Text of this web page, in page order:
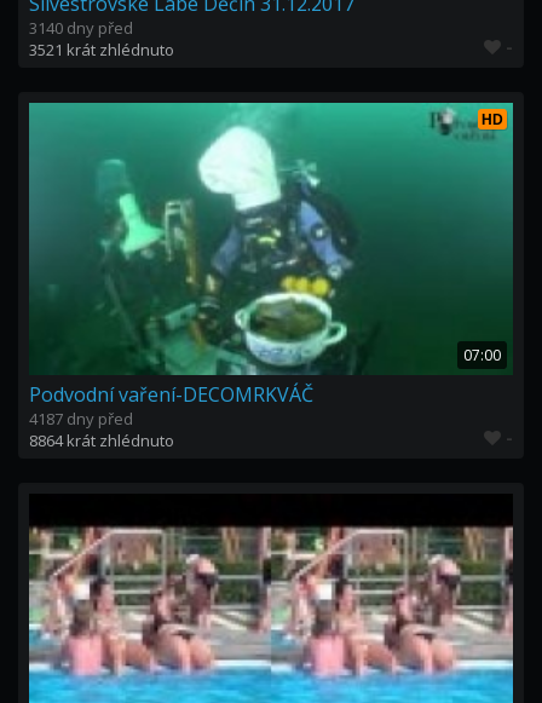
3140 dny před
3521 krát zhlédnuto
-
HD
07:00
Podvodní vaření-DECOMRKVÁČ
4187 dny před
8864 krát zhlédnuto
-